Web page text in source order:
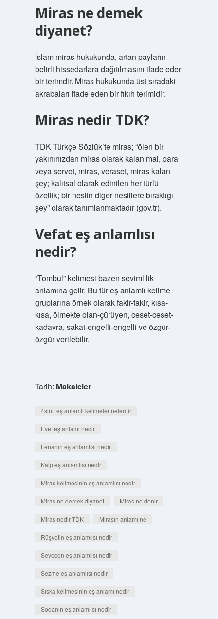
Miras ne demek
diyanet?
İslam miras hukukunda, artan payların
belirli hissedarlara dağıtılmasını ifade eden
bir terimdir. Miras hukukunda üst sıradaki
akrabaları ifade eden bir fıkıh terimidir.
Miras nedir TDK?
TDK Türkçe Sözlük’te miras; “ölen bir
yakınınızdan miras olarak kalan mal, para
veya servet, miras, veraset, miras kalan
şey; kalıtsal olarak edinilen her türlü
özellik; bir neslin diğer nesillere bıraktığı
şey” olarak tanımlanmaktadır (gov.tr).
Vefat eş anlamlısı
nedir?
“Tombul” kelimesi bazen sevimlilik
anlamına gelir. Bu tür eş anlamlı kelime
gruplarına örnek olarak fakir-fakir, kısa-
kısa, ölmekte olan-çürüyen, ceset-ceset-
kadavra, sakat-engelli-engelli ve özgür-
özgür verilebilir.
Tarih: Makaleler
4sınıf eş anlamlı kelimeler nelerdir
Evet eş anlamı nedir
Fenanın eş anlamlısı nedir
Kalp eş anlamlısı nedir
Miras kelimesinin eş anlamlısı nedir
Miras ne demek diyanet Miras ne denir
Miras nedir TDK Mirasın anlamı ne
Rüşvetin eş anlamlısı nedir
Sevecen eş anlamlısı nedir
Sezme eş anlamlısı nedir
Sıska kelimesinin eş anlamı nedir
Sodanın eş anlamlısı nedir